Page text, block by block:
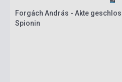
Forgách András - Akte
Spionin